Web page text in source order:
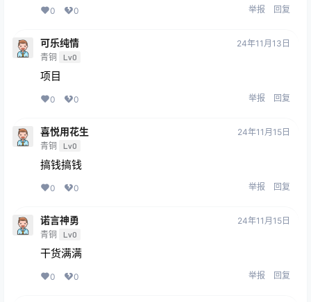
0 0 举报 回复
可乐纯情
青铜 Lv0
24年11月13日
项目
0 0 举报 回复
喜悦用花生
青铜 Lv0
24年11月15日
搞钱搞钱
0 0 举报 回复
诺言神勇
青铜 Lv0
24年11月15日
干货满满
0 0 举报 回复